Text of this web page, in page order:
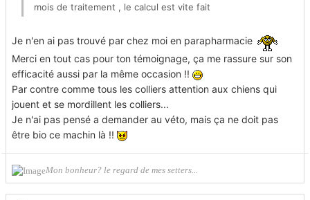
mois de traitement , le calcul est vite fait
Je n'en ai pas trouvé par chez moi en parapharmacie
Merci en tout cas pour ton témoignage, ça me rassure sur son
efficacité aussi par la même occasion !!
Par contre comme tous les colliers attention aux chiens qui
jouent et se mordillent les colliers...
Je n'ai pas pensé a demander au véto, mais ça ne doit pas
être bio ce machin là !!
Mon bonheur? le regard de mes setters...